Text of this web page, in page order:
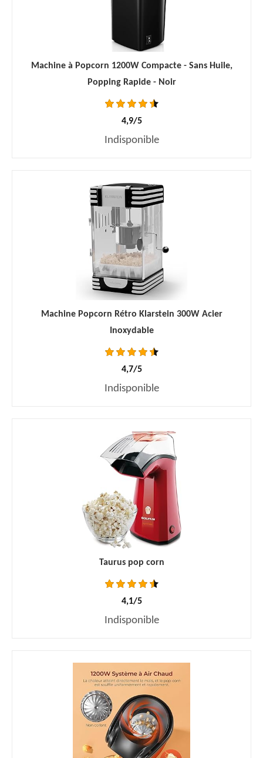
Machine à Popcorn 1200W Compacte - Sans Huile,
Popping Rapide - Noir
4,9/5
Indisponible
Machine Popcorn Rétro Klarstein 300W Acier
Inoxydable
4,7/5
Indisponible
Taurus pop corn
4,1/5
Indisponible